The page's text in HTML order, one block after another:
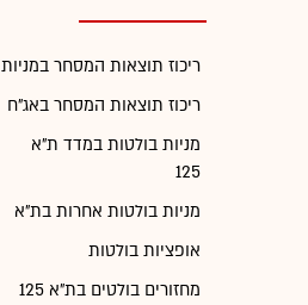
ריכוז תוצאות המסחר במניות
ריכוז תוצאות המסחר באג"ח
מניות בולטות במדד ת"א
125
מניות בולטות אחרות בת"א
אופציות בולטות
מחזורים בולטים בת"א 125